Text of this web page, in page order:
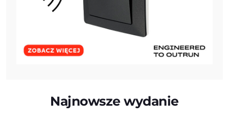
Najnowsze wydanie